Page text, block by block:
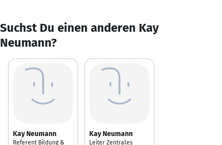
Suchst Du einen anderen Kay
Neumann?
Kay Neumann
Referent Bildung &
Kay Neumann
Leiter Zentrales